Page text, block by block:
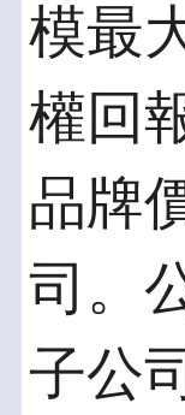
模最
權回
品牌
司。
子公